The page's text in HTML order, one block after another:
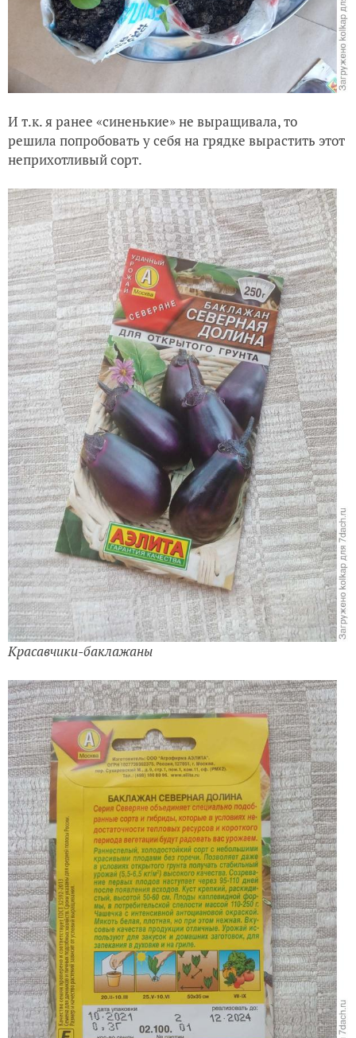
И т.к. я ранее «синенькие» не выращивала, то
решила попробовать у себя на грядке вырастить этот
неприхотливый сорт.
Красавчики-баклажаны